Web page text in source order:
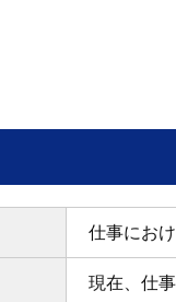
仕事にお
現在、仕